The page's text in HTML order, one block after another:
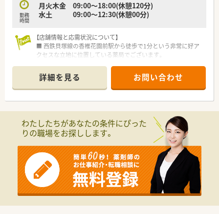
勤務
時間
月火木金 09:00〜18:00(休憩120分)
水土 09:00〜12:30(休憩00分)
【店舗情報と応需状況について】
■ 西鉄貝塚線の香椎花園前駅から徒歩で1分という非常に好ア
クセスな立地に位置している薬局でございます。
20枚から30枚/日と枚数負担は少なめです。
■ 勤務体制は薬剤師1名と事務1名の計2名体制での運営となっ
ており、ゆとりをもって業務に取り組めます。
■ 今回の募集は通勤距離を理由とする前任者の退職に伴う欠員
補充であり、管理薬剤師を募集しています。
■ やるべきことをきちんと実行し、仕事に対して前向きに「〇〇
を頑張ります！」と答えられる意欲的な方を求めています。
■ 50代までの方が受入範囲の目安ですが、60代は基本的に難し
く、管理未経験や経験5年未満の方も推薦可能でございます。
【法人特徴について】
■ 福岡県内に3店舗を展開している地域密着型の個人薬局であ
り、アットホームな雰囲気の中で働けます。
■ 健康で心豊かに過ごせる地域のかかりつけ薬局を目指し、地
詳細を見る お問い合わせ
わたしたちがあなたの条件にぴった
りの職場をお探しします。